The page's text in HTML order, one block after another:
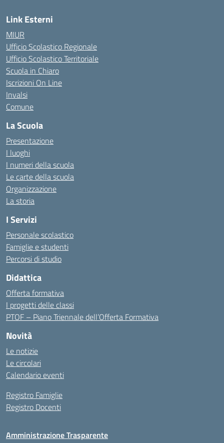
Link Esterni
MIUR
Ufficio Scolastico Regionale
Ufficio Scolastico Territoriale
Scuola in Chiaro
Iscrizioni On Line
Invalsi
Comune
La Scuola
Presentazione
I luoghi
I numeri della scuola
Le carte della scuola
Organizzazione
La storia
I Servizi
Personale scolastico
Famiglie e studenti
Percorsi di studio
Didattica
Offerta formativa
I progetti delle classi
PTOF – Piano Triennale dell’Offerta Formativa
Novità
Le notizie
Le circolari
Calendario eventi
Registro Famiglie
Registro Docenti
Amministrazione Trasparente